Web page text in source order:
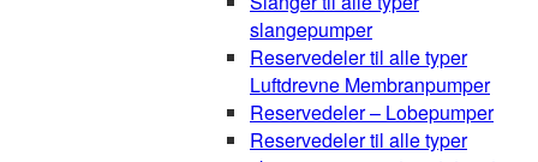
slangepumper
Reservedeler til alle typer
Luftdrevne Membranpumper
Reservedeler – Lobepumper
Reservedeler til alle typer